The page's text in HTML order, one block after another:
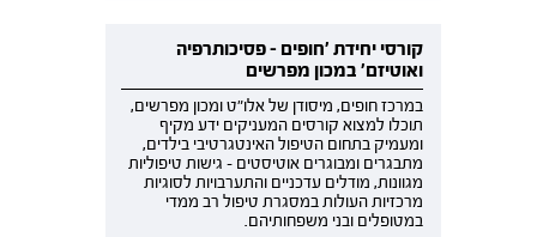
קורסי יחידת 'חופים - פסיכותרפיה
ואוטיזם' במכון מפרשים
במרכז חופים, מיסודן של אלו"ט ומכון מפרשים,
תוכלו למצוא קורסים המעניקים ידע מקיף
ומעמיק בתחום הטיפול האינטגרטיבי בילדים,
מתבגרים ומבוגרים אוטיסטים - גישות טיפוליות
מגוונות, מודלים עדכניים והתערבויות לסוגיות
מרכזיות העולות במסגרת טיפול רב ממדי
במטופלים ובני משפחותיהם.